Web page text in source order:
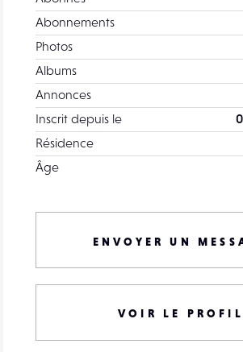
Abonnements
Photos
Albums
Annonces
Inscrit depuis le
Résidence
Âge
ENVOYER UN
VOIR LE PROFIL